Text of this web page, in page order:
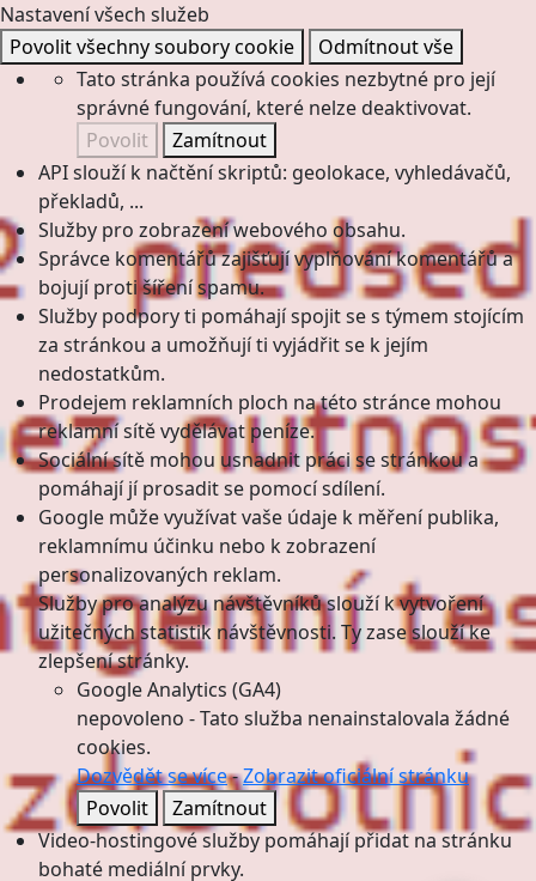
Nastavení všech služeb
Povolit všechny soubory cookie
Odmítnout vše
Tato stránka používá cookies nezbytné pro její
správné fungování, které nelze deaktivovat.
Povolit
Zamítnout
API slouží k načtění skriptů: geolokace, vyhledávačů,
překladů, ...
Služby pro zobrazení webového obsahu.
Správce komentářů zajišťují vyplňování komentářů a
bojují proti šíření spamu.
Služby podpory ti pomáhají spojit se s týmem stojícím
za stránkou a umožňují ti vyjádřit se k jejím
nedostatkům.
Prodejem reklamních ploch na této stránce mohou
reklamní sítě vydělávat peníze.
Sociální sítě mohou usnadnit práci se stránkou a
pomáhají jí prosadit se pomocí sdílení.
Google může využívat vaše údaje k měření publika,
reklamnímu účinku nebo k zobrazení
personalizovaných reklam.
Služby pro analýzu návštěvníků slouží k vytvoření
užitečných statistik návštěvnosti. Ty zase slouží ke
zlepšení stránky.
Google Analytics (GA4)
nepovoleno -Tato služba nenainstalovala žádné
cookies.
Dozvědět se více-Zobrazit oficiální stránku
Povolit
Zamítnout
Video-hostingové služby pomáhají přidat na stránku
bohaté mediální prvky.